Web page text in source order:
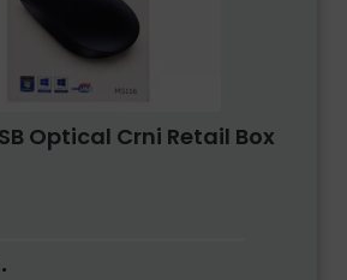
Optical Crni Retail Box